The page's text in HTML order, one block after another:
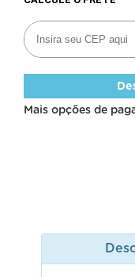
Mais opções de